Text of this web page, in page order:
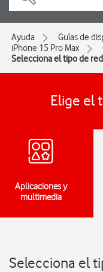
Ayuda Guías de
iPhone 15 Pro Max
Selecciona el tipo de red
Elige el
Aplicaciones y
multimedia
Selecciona el